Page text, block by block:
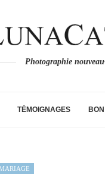
Photographie
TÉMOIGNAGES